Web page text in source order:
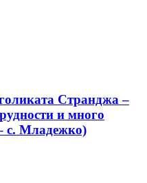
Странджа –
и много
с. Младежко)